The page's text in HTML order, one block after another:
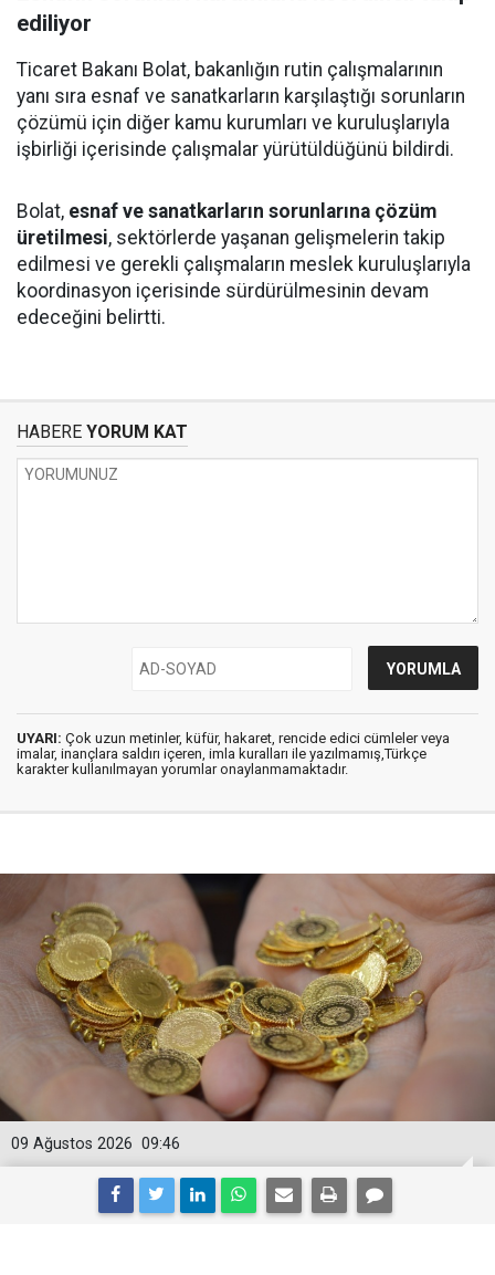
ediliyor
Ticaret Bakanı Bolat, bakanlığın rutin çalışmalarının
yanı sıra esnaf ve sanatkarların karşılaştığı sorunların
çözümü için diğer kamu kurumları ve kuruluşlarıyla
işbirliği içerisinde çalışmalar yürütüldüğünü bildirdi.
Bolat, esnaf ve sanatkarların sorunlarına çözüm
üretilmesi, sektörlerde yaşanan gelişmelerin takip
edilmesi ve gerekli çalışmaların meslek kuruluşlarıyla
koordinasyon içerisinde sürdürülmesinin devam
edeceğini belirtti.
HABERE YORUM KAT
UYARI: Çok uzun metinler, küfür, hakaret, rencide edici cümleler veya
imalar, inançlara saldırı içeren, imla kuralları ile yazılmamış,Türkçe
karakter kullanılmayan yorumlar onaylanmamaktadır.
09:46
09 Ağustos 2026